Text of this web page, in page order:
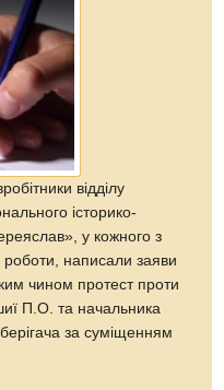
відділу
історико-
у кожного з
роботи, написали заяви
чином протест проти
П.О. та начальника
за суміщенням